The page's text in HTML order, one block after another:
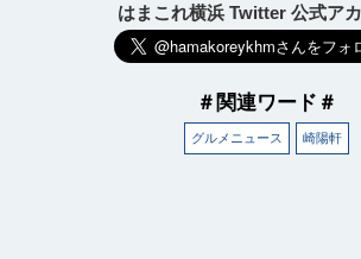
はまこれ横浜 Twitter 公式ア
＃関連ワード＃
グルメニュース 崎陽軒